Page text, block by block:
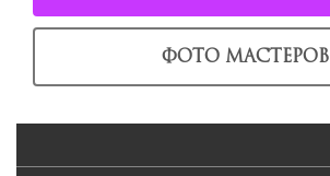
ФОТО МАСТЕРОВ